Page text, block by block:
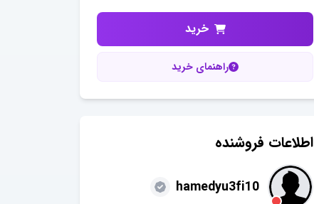
خرید
راهنمای خرید
اطلاعات فروشنده
hamedyu3fi10